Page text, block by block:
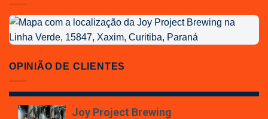
Localização
da
Project
Brewing
OPINIÃO DE CLIENTES
Joy Project Brewing